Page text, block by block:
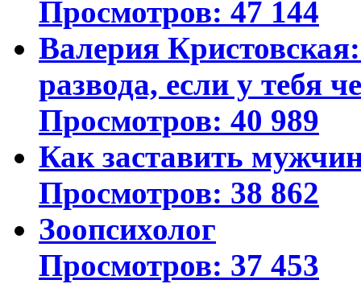
Просмотров: 47 144
Валерия
развода, если у тебя
Просмотров: 40 989
Как заставить
Просмотров: 38 862
Зоопсихолог
Просмотров: 37 453